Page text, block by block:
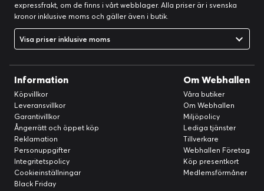
expressfrakt, om de finns i vårt webblager. Alla priser är i svenska
kronor inklusive moms och gäller även i butik.
Visa priser inklusive moms
Information
Köpvillkor
Leveransvillkor
Garantivillkor
Ångerrätt och öppet köp
Reklamation
Personuppgifter
Integritetspolicy
Cookieinställningar
Black Friday
Om Webhallen
Våra butiker
Om Webhallen
Miljöpolicy
Lediga tjänster
Tillverkare
Webhallen Företag
Köp presentkort
Medlemsförmåner